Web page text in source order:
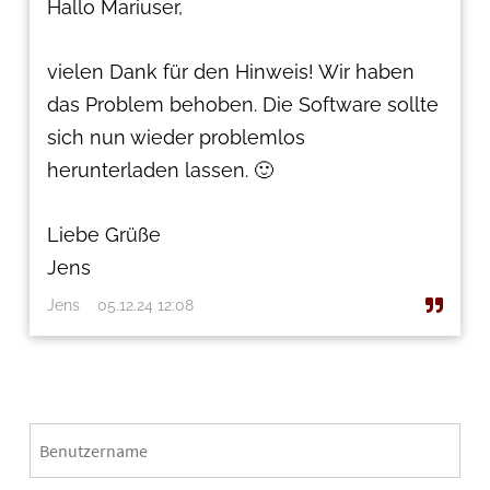
Hallo Mariuser,
vielen Dank für den Hinweis! Wir haben
das Problem behoben. Die Software sollte
sich nun wieder problemlos
herunterladen lassen. 🙂
Liebe Grüße
Jens
Jens 05.12.24 12:08